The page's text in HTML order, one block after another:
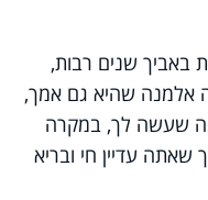
באביך שנים רבות,
אלמנה שהיא גם אמך,
שעשה לך, במקרה
עדיין חי ובריא